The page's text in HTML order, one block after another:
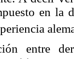
en la
entre